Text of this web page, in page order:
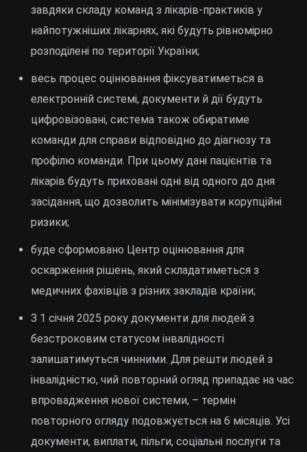
завдяки складу команд з лікарів-практиків у
найпотужніших лікарнях, які будуть рівномірно
розподілені по території України;
весь процес оцінювання фіксуватиметься в
електронній системі, документи й дії будуть
цифровізовані, система також обиратиме
команди для справи відповідно до діагнозу та
профілю команди. При цьому дані пацієнтів та
лікарів будуть приховані одні від одного до дня
засідання, що дозволить мінімізувати корупційні
ризики;
буде сформовано Центр оцінювання для
оскарження рішень, який складатиметься з
медичних фахівців з різних закладів країни;
З 1 січня 2025 року документи для людей з
безстроковим статусом інвалідності
залишатимуться чинними. Для решти людей з
інвалідністю, чий повторний огляд припадає на час
впровадження нової системи, – термін
повторного огляду подовжується на 6 місяців. Усі
документи, виплати, пільги, соціальні послуги та